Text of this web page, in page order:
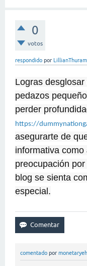
0
votos
respondido por LillianThuram
Logras
pedazos
perder
https://
asegurarte de
informativa
preocupación
blog se sienta
especial.
comentado por